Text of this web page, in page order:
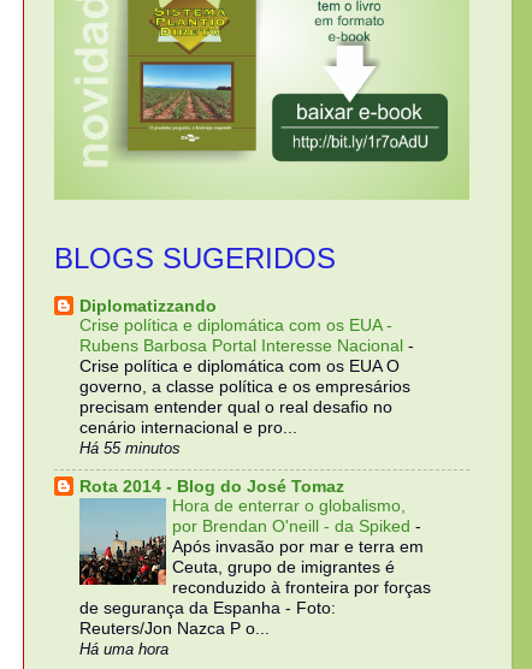
BLOGS SUGERIDOS
Diplomatizzando
Crise política e diplomática com os EUA -
Rubens Barbosa Portal Interesse Nacional -
Crise política e diplomática com os EUA O
governo, a classe política e os empresários
precisam entender qual o real desafio no
cenário internacional e pro...
Há 55 minutos
Rota 2014 - Blog do José Tomaz
Hora de enterrar o globalismo,
por Brendan O'neill - da Spiked -
Após invasão por mar e terra em
Ceuta, grupo de imigrantes é
reconduzido à fronteira por forças
de segurança da Espanha - Foto:
Reuters/Jon Nazca P o...
Há uma hora